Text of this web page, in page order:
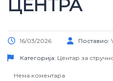
ЦЕНТРА
16/03/2026 Поставио:
Категорија: Центар за
Нема коментара